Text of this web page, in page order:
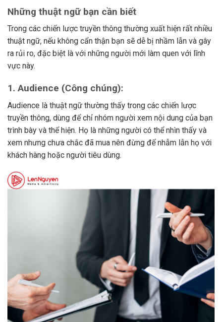
Những thuật ngữ bạn cần biết
Trong các chiến lược truyền thông thường xuất hiện rất nhiều
thuật ngữ, nếu không cẩn thận bạn sẽ dễ bị nhầm lẫn và gây
ra rủi ro, đặc biệt là với những người mới làm quen với lĩnh
vực này.
1.Audience (Công chúng):
Audience là thuật ngữ thường thấy trong các chiến lược
truyền thông, dùng để chỉ nhóm người xem nội dung của bạn
trình bày và thể hiện. Họ là những người có thể nhìn thấy và
xem nhưng chưa chắc đã mua nên đừng để nhẫm lẫn họ với
khách hàng hoặc người tiêu dùng.